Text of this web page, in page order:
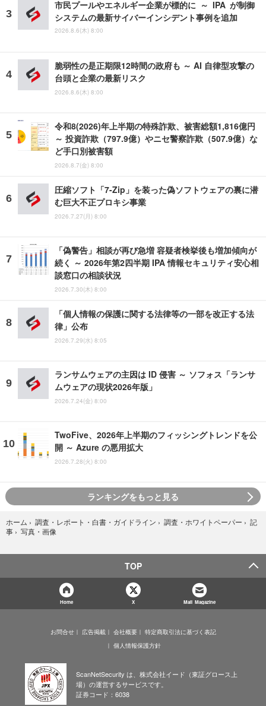
市民プールやエネルギー企業が標的に ～ IPA が制御
システムの最新サイバーインシデント事例を追加
2026.8.6(木) 8:00
脆弱性の是正期限12時間の政府も ～ AI 自律型攻撃の
台頭と企業の最新リスク
2026.8.6(木) 8:00
令和8(2026)年上半期の特殊詐欺、被害総額1,816億円
～ 投資詐欺（797.9億）やニセ警察詐欺（507.9億）な
ど手口別被害額
2026.8.7(金) 8:00
圧縮ソフト「7-Zip」を装った偽ソフトウェアの裏に潜
む巨大不正プロキシ事業
2026.7.27(月) 8:00
「偽警告」相談が再び急増 容疑者検挙後も増加傾向が
続く ～ 2026年第2四半期 IPA 情報セキュリティ安心相
談窓口の相談状況
2026.7.30(木) 8:00
「個人情報の保護に関する法律等の一部を改正する法
律」公布
2026.7.29(水) 8:05
ランサムウェアの主因は ID 侵害 ～ ソフォス「ランサ
ムウェアの現状2026年版」
2026.7.24(金) 8:00
TwoFive、2026年上半期のフィッシングトレンドを公
開 ～ Azure の悪用拡大
2026.7.28(火) 8:00
ランキングをもっと見る
ホーム › 調査・レポート・白書・ガイドライン › 調査・ホワイトペーパー › 記
事 › 写真・画像
TOP
Home X Mail Magazine
お問合せ 広告掲載 会社概要
特定商取引法に基づく表記
個人情報保護方針
ScanNetSecurity は、株式会社イード（東証グロース上
場）の運営するサービスです。
証券コード：6038